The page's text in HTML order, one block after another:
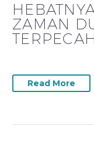
ZAMAN
Read More